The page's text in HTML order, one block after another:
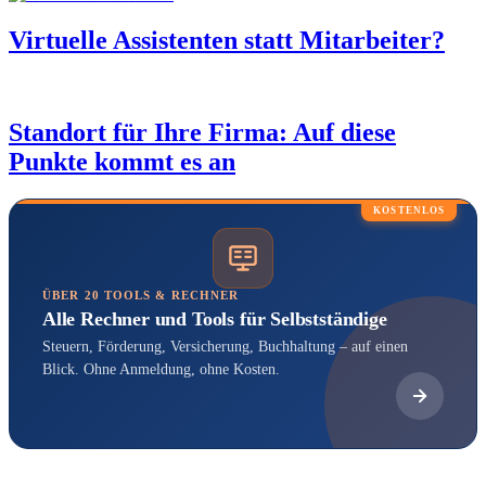
Virtuelle Assistenten statt Mitarbeiter?
Standort für Ihre Firma: Auf diese
Punkte kommt es an
KOSTENLOS
ÜBER 20 TOOLS & RECHNER
Alle Rechner und Tools für Selbstständige
Steuern, Förderung, Versicherung, Buchhaltung – auf einen
Blick. Ohne Anmeldung, ohne Kosten.